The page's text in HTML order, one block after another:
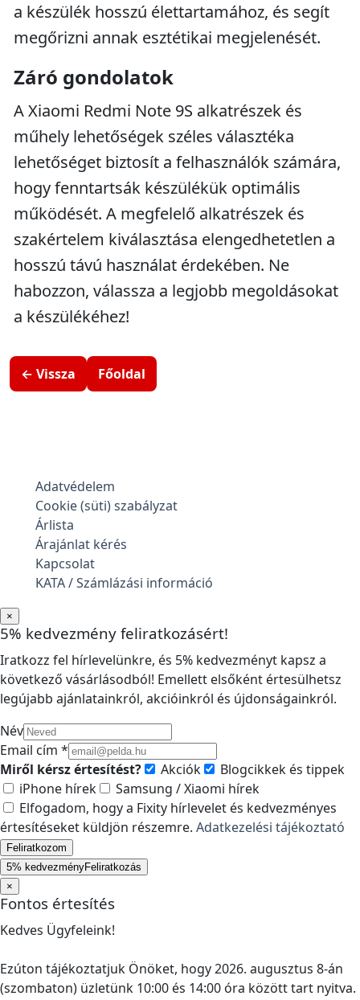
a készülék hosszú élettartamához, és segít
megőrizni annak esztétikai megjelenését.
Záró gondolatok
A Xiaomi Redmi Note 9S alkatrészek és
műhely lehetőségek széles választéka
lehetőséget biztosít a felhasználók számára,
hogy fenntartsák készülékük optimális
működését. A megfelelő alkatrészek és
szakértelem kiválasztása elengedhetetlen a
hosszú távú használat érdekében. Ne
habozzon, válassza a legjobb megoldásokat
a készülékéhez!
← Vissza Főoldal
Adatvédelem
Cookie (süti) szabályzat
Árlista
Árajánlat kérés
Kapcsolat
KATA / Számlázási információ
×
5% kedvezmény feliratkozásért!
Iratkozz fel hírlevelünkre, és 5% kedvezményt kapsz a
következő vásárlásodból! Emellett elsőként értesülhetsz
legújabb ajánlatainkról, akcióinkról és újdonságainkról.
Név
Email cím *
Miről kérsz értesítést?
Akciók
Blogcikkek és tippek
iPhone hírek
Samsung / Xiaomi hírek
Elfogadom, hogy a Fixity hírlevelet és kedvezményes
értesítéseket küldjön részemre. Adatkezelési tájékoztató
Feliratkozom
5% kedvezményFeliratkozás
×
Fontos értesítés
Kedves Ügyfeleink!
Ezúton tájékoztatjuk Önöket, hogy 2026. augusztus 8-án
(szombaton) üzletünk 10:00 és 14:00 óra között tart nyitva.